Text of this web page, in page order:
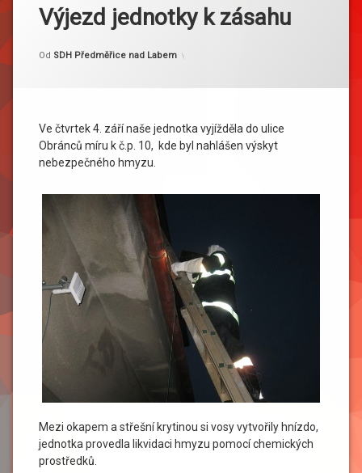
Výjezd jednotky k zásahu
Publikováno5. 9. 2014
Aktualizováno 9. 9. 2014
Od SDH Předměřice nad Labem
Ve čtvrtek 4. září naše jednotka vyjížděla do ulice
Obránců míru k č.p. 10, kde byl nahlášen výskyt
nebezpečného hmyzu.
Mezi okapem a střešní krytinou si vosy vytvořily hnízdo,
jednotka provedla likvidaci hmyzu pomocí chemických
prostředků.